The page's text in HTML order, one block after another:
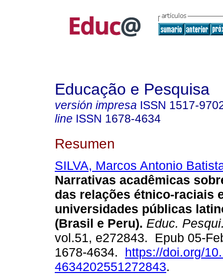
Educação e Pesquisa
versión impresa ISSN 1517-
line ISSN 1678-4634
Resumen
SILVA, Marcos Antonio
Narrativas acadêmicas
das relações étnico-raciais
universidades públicas
(Brasil e Peru). Educ.
vol.51, e272843. Epub 05-
1678-4634. https://doi.org/
4634202551272843.